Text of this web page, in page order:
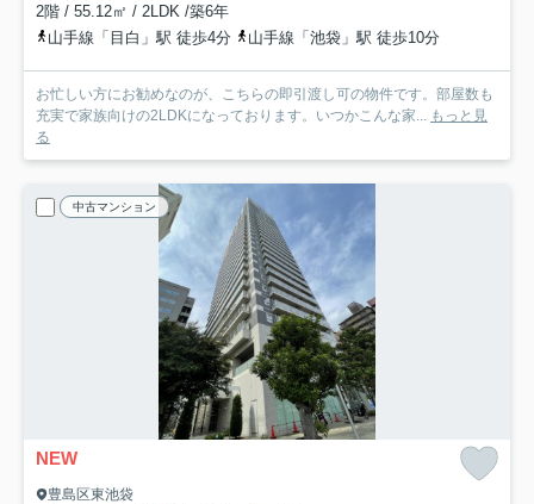
2階 / 55.12㎡ / 2LDK /築6年
山手線「目白」駅 徒歩4分
山手線「池袋」駅 徒歩10分
お忙しい方にお勧めなのが、こちらの即引渡し可の物件です。部屋数も
充実で家族向けの2LDKになっております。いつかこんな家... もっと見
る
中古マンション
NEW
豊島区東池袋